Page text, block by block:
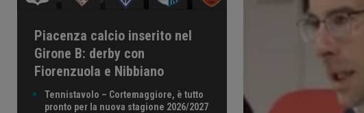
Piacenza calcio inserito nel
Girone B: derby con
Fiorenzuola e Nibbiano
Tennistavolo – Cortemaggiore, è tutto
pronto per la nuova stagione 2026/2027